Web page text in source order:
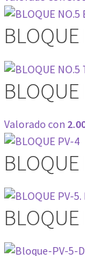
Valorado con
BLOQUE
BLOQUE